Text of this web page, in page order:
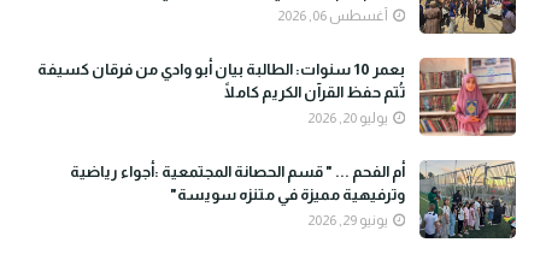
أغسطس 06, 2026
بعمر 10 سنوات: الطالبة بيان أبو وادي من فرقان كسيفة
تُتم حفظ القرآن الكريم كاملًا
يوليو 20, 2026
أم الفحم ... " قسم الحصانة المجتمعية :أجواء رياضية
وترفيهية مميزة في متنزه سويسة"
يونيو 29, 2026